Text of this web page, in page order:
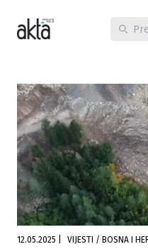
12.05.2025 VIJESTI / BOSNA I